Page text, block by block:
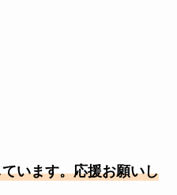
います。応援お願いし